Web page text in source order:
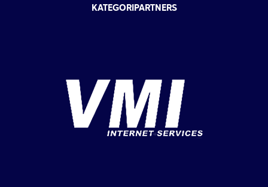
KATEGORIPARTNERS